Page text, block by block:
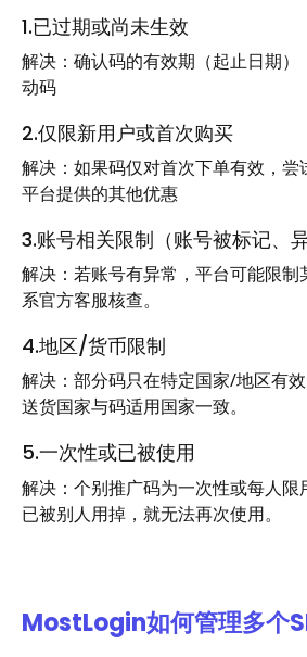
1.已过期或尚未生效
解决：确认码的有效期（起止日期）
动码
2.仅限新用户或首次购买
解决：如果码仅对首次下单有效，尝
平台提供的其他优惠
3.账号相关限制（账号被标记、
解决：若账号有异常，平台可能限制
系官方客服核查。
4.地区/货币限制
解决：部分码只在特定国家/地区有
送货国家与码适用国家一致。
5.一次性或已被使用
解决：个别推广码为一次性或每人限
已被别人用掉，就无法再次使用。
MostLogin如何管理多个